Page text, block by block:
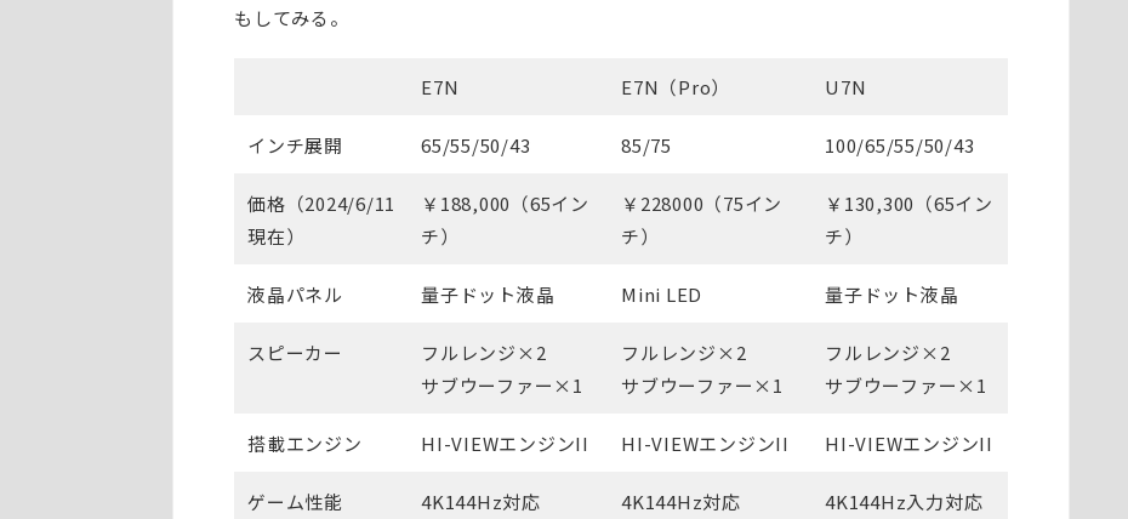
もしてみる。
E7N E7N（Pro） U7N
インチ展開 65/55/50/43 85/75 100/65/55/50/43
価格（2024/6/11
現在）
￥188,000（65イン
チ）
￥228000（75イン
チ）
￥130,300（65イン
チ）
液晶パネル 量子ドット液晶 Mini LED 量子ドット液晶
スピーカー
フルレンジ×2
サブウーファー×1
フルレンジ×2
サブウーファー×1
フルレンジ×2
サブウーファー×1
搭載エンジン HI-VIEWエンジンII HI-VIEWエンジンII HI-VIEWエンジンII
ゲーム性能
4K144Hz対応
4K144Hz対応
4K144Hz入力対応